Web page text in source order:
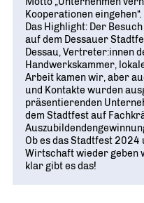
Kooperationen eingehen“.
Das Highlight: Der
auf dem Dessauer
Dessau, Vertreter:innen
Handwerkskammer,
Arbeit kamen wir, aber
und Kontakte wurden
präsentierenden
dem Stadtfest auf
Ob es das Stadtfest
Wirtschaft wieder geben
klar gibt es das!